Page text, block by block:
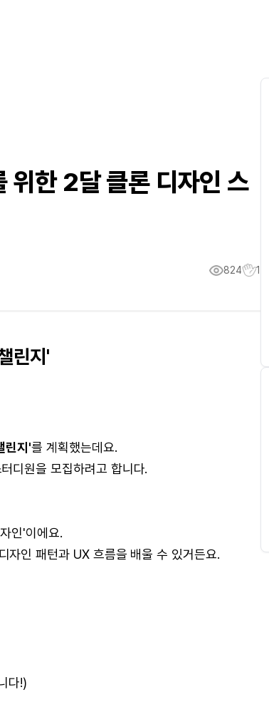
위한 2달 클론 디자인 스
824 1
린지'
린지'를 계획했는데요.
디원을 모집하려고 합니다.
인'이에요.
자인 패턴과 UX 흐름을 배울 수 있거든요.
다!)